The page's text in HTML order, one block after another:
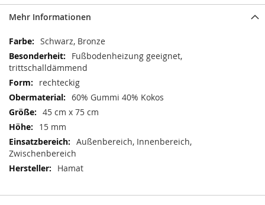
Mehr Informationen
Mehr
Informationen
Schwarz, Bronze
Fußbodenheizung geeignet,
trittschalldämmend
rechteckig
60% Gummi 40% Kokos
45 cm x 75 cm
15 mm
Außenbereich, Innenbereich,
Zwischenbereich
Hamat